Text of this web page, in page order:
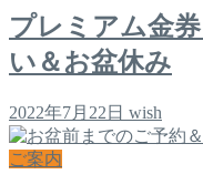
プレミアム金
い＆お盆休み
2022年7月22日 wish
ご案内